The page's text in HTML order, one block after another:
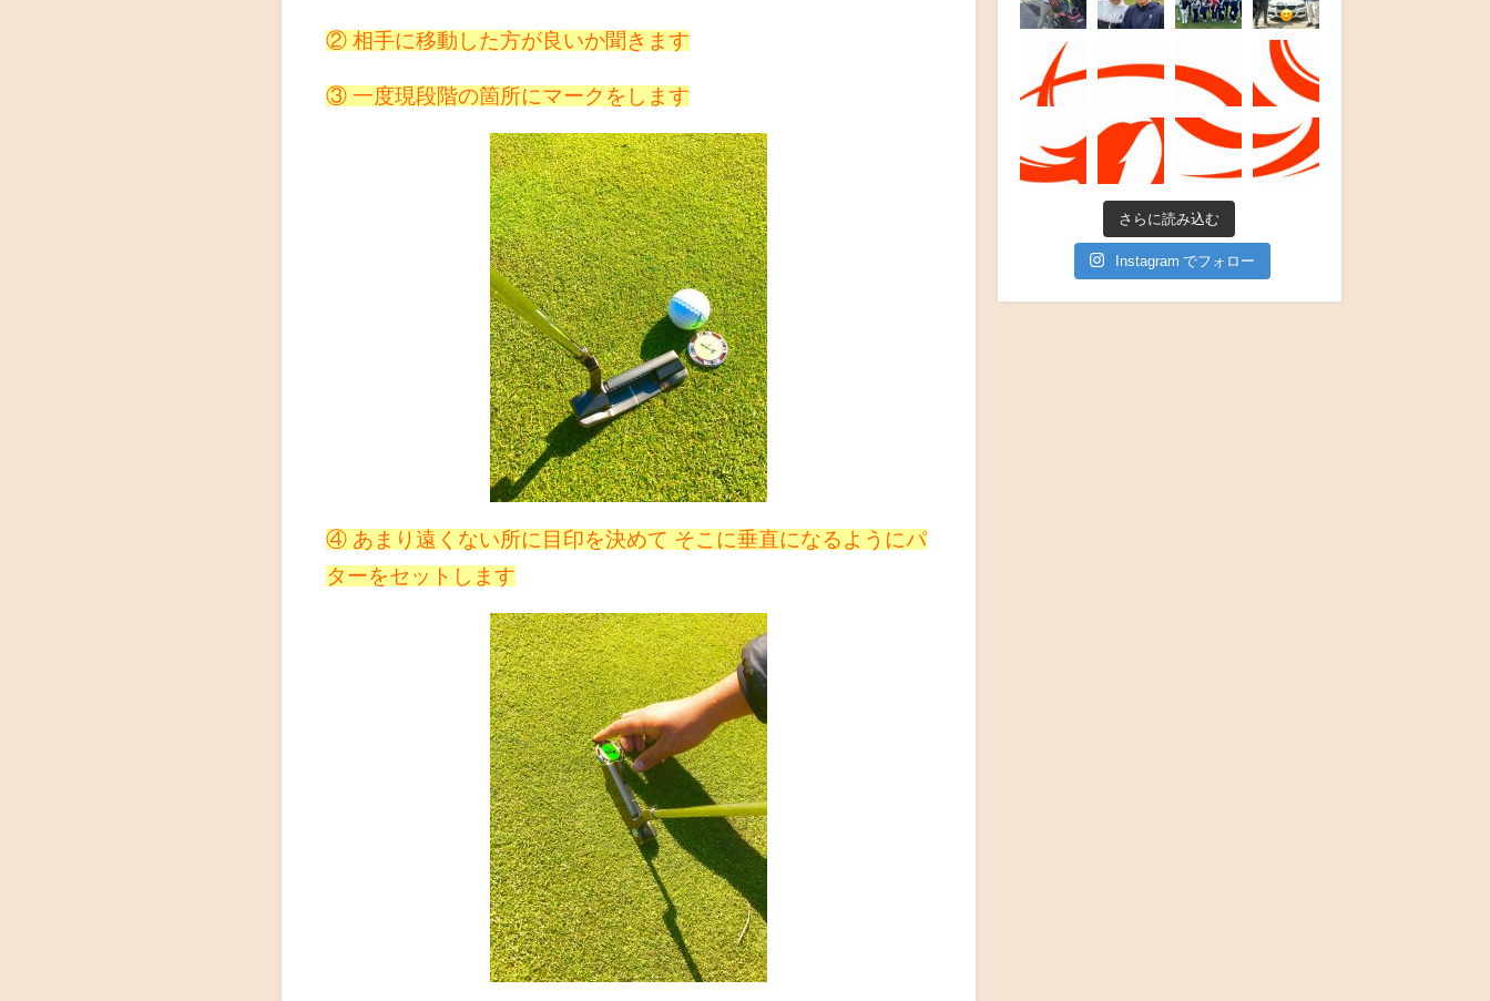
② 相手に移動した方が良いか聞きます
③ 一度現段階の箇所にマークをします
④ あまり遠くない所に目印を決めて そこに垂直になるようにパ
ターをセットします
さらに読み込む
Instagram でフォロー